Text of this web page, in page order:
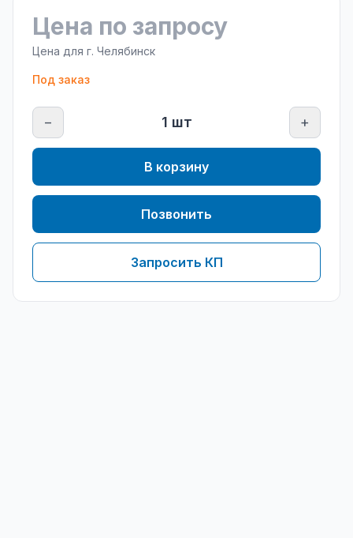
Цена по запросу
Цена для г. Челябинск
Под заказ
− 1 шт +
В корзину
Позвонить
Запросить КП